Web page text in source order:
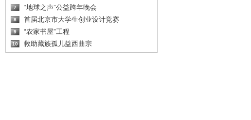
7 “地球之声”公益跨年晚会
8 首届北京市大学生创业设计竞赛
9 “农家书屋”工程
10 救助藏族孤儿益西曲宗